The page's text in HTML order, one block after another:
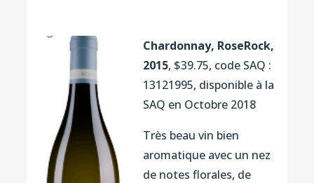
Chardonnay, RoseRock,
2015, $39.75, code SAQ :
13121995, disponible à la
SAQ en Octobre 2018
Très beau vin bien
aromatique avec un nez
de notes florales, de